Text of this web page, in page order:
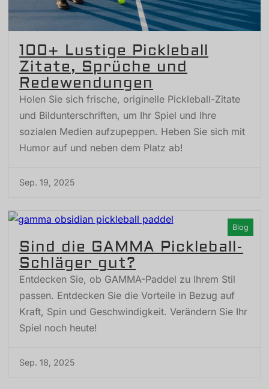
100+ Lustige Pickleball
Zitate, Sprüche und
Redewendungen
Holen Sie sich frische, originelle Pickleball-Zitate
und Bildunterschriften, um Ihr Spiel und Ihre
sozialen Medien aufzupeppen. Heben Sie sich mit
Humor auf und neben dem Platz ab!
Sep. 19, 2025
Sind die GAMMA Pickleball-
Schläger gut?
Entdecken Sie, ob GAMMA-Paddel zu Ihrem Stil
passen. Entdecken Sie die Vorteile in Bezug auf
Kraft, Spin und Geschwindigkeit. Verändern Sie Ihr
Spiel noch heute!
Sep. 18, 2025
Blog